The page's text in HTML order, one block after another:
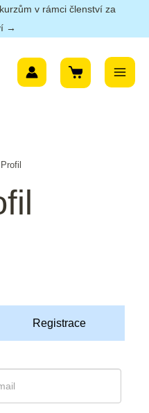
v rámci členství za
→
Menu
Profil
Registrace